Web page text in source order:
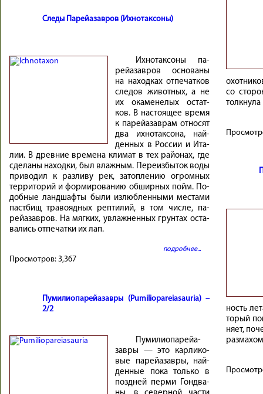
Следы Парейазавров (Ихнотаксоны)
Их­но­так­со­ны па­
рейа­зав­ров ос­но­ва­ны
на наход­ках от­пе­чат­ков
сле­дов жи­вот­ных, а не
их ока­ме­не­лых остат­
ков. В на­сто­я­щее вре­мя
к па­рейа­зав­рам от­но­сят
два их­но­так­со­на, най­
ден­ных в Рос­сии и Ита­
лии. В древ­ние вре­ме­на кли­мат в тех рай­о­нах, где
сде­ла­ны на­ход­ки, был влаж­ным. Пе­ре­из­бы­ток во­ды
при­во­дил к раз­ли­ву рек, за­топ­ле­нию ог­ром­ных
тер­ри­то­рий и фор­ми­ро­ва­нию об­шир­ных пойм. По­
доб­ные ланд­шаф­ты бы­ли из­люб­лен­ны­ми ме­ста­ми
паст­бищ тра­во­яд­ных реп­ти­лий, в том числе, па­
рейа­зав­ров. На мяг­ких, увлаж­нен­ных грун­тах оста­
ва­лись от­пе­чат­ки их лап.
подробнее...
Просмотров: 3,367
Пумилиопарейазавры (Pumiliopareiasauria) –
2/2
Пу­ми­лио­па­рейа­
зав­ры — это кар­ли­ко­
вые па­рейа­зав­ры, най­
ден­ные по­ка толь­ко в
позд­ней пер­ми Гонд­ва­
со
ность
то­рый
няет,